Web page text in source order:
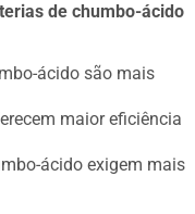
de chumbo-ácido
ácido são mais
maior eficiência
ácido exigem mais